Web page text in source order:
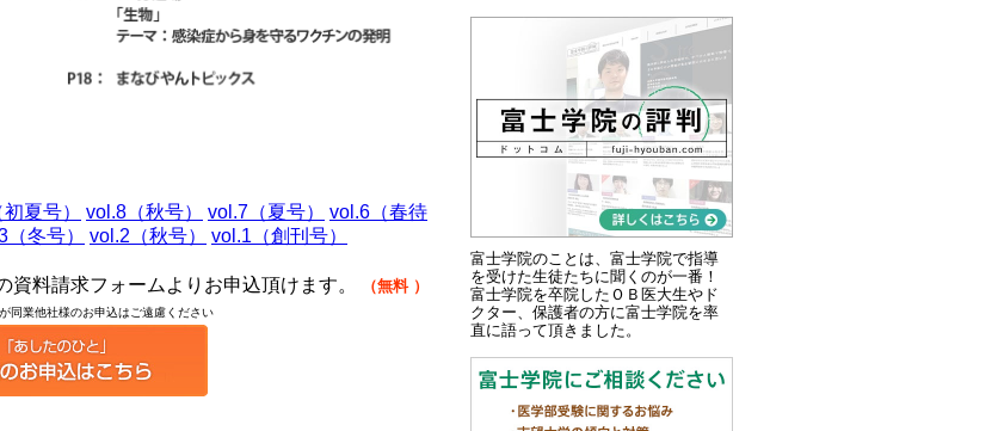
夏号） vol.8（秋号） vol.7（夏号）
vol.6（春待
（冬号） vol.2（秋号） vol.1（創刊号）
資料請求フォームよりお申込頂けます。 （無料 ）
同業他社様のお申込はご遠慮ください
富士学院のことは、富士学院で指導
を受けた生徒たちに聞くのが一番！
富士学院を卒院したＯＢ医大生やド
クター、保護者の方に富士学院を率
直に語って頂きました。